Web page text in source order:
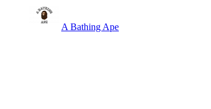
A Bathing Ape